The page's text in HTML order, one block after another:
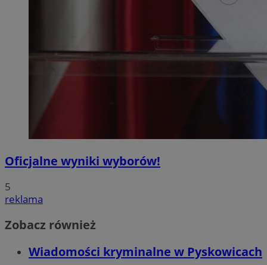
Oficjalne wyniki wyborów!
5
reklama
Zobacz również
Wiadomości kryminalne w Pyskowicach